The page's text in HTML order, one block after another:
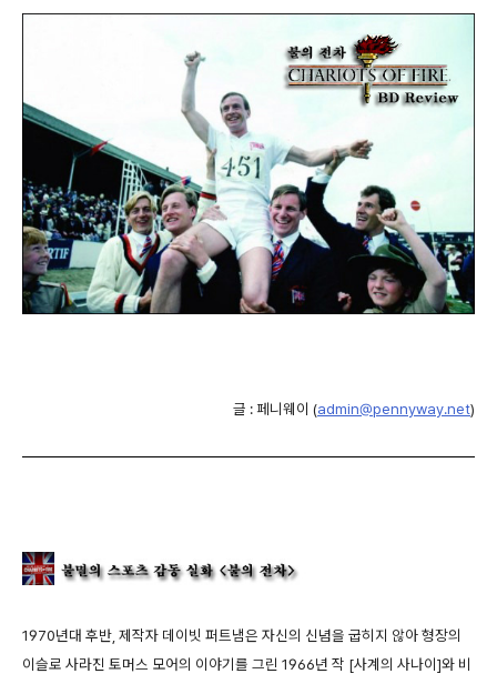
글 : 페니웨이 (admin@pennyway.net)
1970년대 후반, 제작자 데이빗 퍼트냄은 자신의 신념을 굽히지 않아 형장의
이슬로 사라진 토머스 모어의 이야기를 그린 1966년 작 [사계의 사나이]와 비